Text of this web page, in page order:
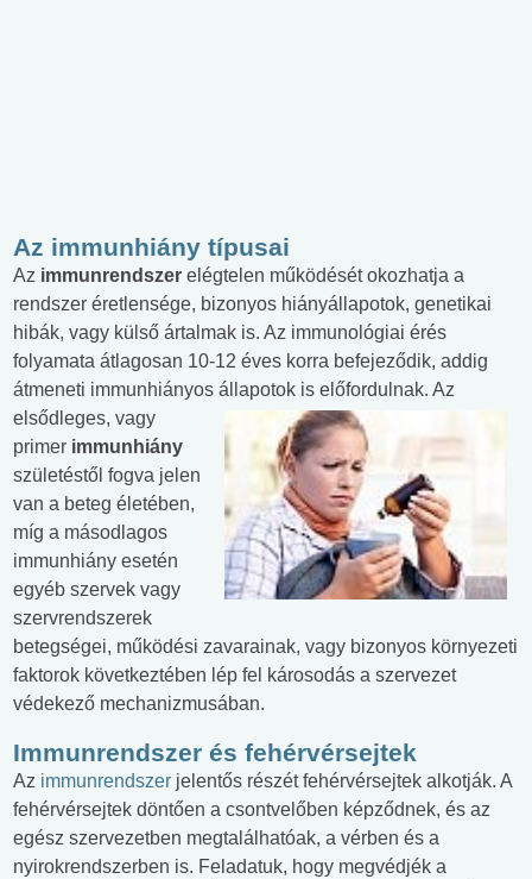
Az immunhiány típusai
Az immunrendszer elégtelen működését okozhatja a
rendszer éretlensége, bizonyos hiányállapotok, genetikai
hibák, vagy külső ártalmak is. Az immunológiai érés
folyamata átlagosan 10-12 éves korra befejeződik, addig
átmeneti immunhiányos állapotok is előfordulnak. Az
elsődleges, vagy
primer immunhiány
születéstől fogva jelen
van a beteg életében,
míg a másodlagos
immunhiány esetén
egyéb szervek vagy
szervrendszerek
betegségei, működési zavarainak, vagy bizonyos környezeti
faktorok következtében lép fel károsodás a szervezet
védekező mechanizmusában.
Immunrendszer és fehérvérsejtek
Az immunrendszer jelentős részét fehérvérsejtek alkotják. A
fehérvérsejtek döntően a csontvelőben képződnek, és az
egész szervezetben megtalálhatóak, a vérben és a
nyirokrendszerben is. Feladatuk, hogy megvédjék a